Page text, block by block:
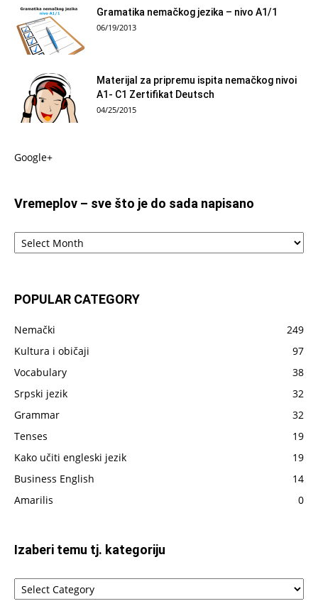
Gramatika nemačkog jezika – nivo A1/1
06/19/2013
Materijal za pripremu ispita nemačkog nivoi
A1- C1 Zertifikat Deutsch
04/25/2015
Google+
Vremeplov – sve što je do sada napisano
Vremeplov
do
napisano
POPULAR CATEGORY
Nemački
249
Kultura i običaji
97
Vocabulary
38
Srpski jezik
32
Grammar
32
Tenses
19
Kako učiti engleski jezik
19
Business English
14
Amarilis
0
Izaberi temu tj. kategoriju
Izaberi
temu